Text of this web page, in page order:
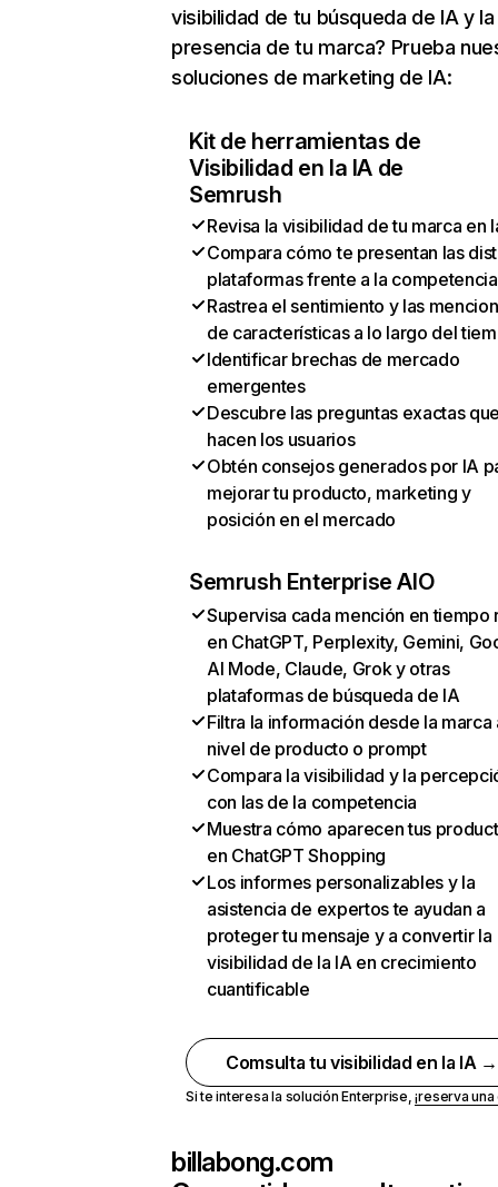
visibilidad de tu búsqueda de IA y la
presencia de tu marca? Prueba
soluciones de marketing de IA:
Kit de herramientas de
Visibilidad en la IA de
Semrush
Revisa la visibilidad de tu marca en
Compara cómo te presentan las
plataformas frente a la competencia
Rastrea el sentimiento y las
de características a lo largo del
Identificar brechas de mercado
emergentes
Descubre las preguntas exactas
hacen los usuarios
Obtén consejos generados por IA
mejorar tu producto, marketing y
posición en el mercado
Semrush Enterprise AIO
Supervisa cada mención en tiempo
en ChatGPT, Perplexity, Gemini,
AI Mode, Claude, Grok y otras
plataformas de búsqueda de IA
Filtra la información desde la marca
nivel de producto o prompt
Compara la visibilidad y la
con las de la competencia
Muestra cómo aparecen tus
en ChatGPT Shopping
Los informes personalizables y la
asistencia de expertos te ayudan a
proteger tu mensaje y a convertir la
visibilidad de la IA en crecimiento
cuantificable
Comsulta tu visibilidad en la IA →
Si te interesa la solución Enterprise,¡reserva
billabong.com